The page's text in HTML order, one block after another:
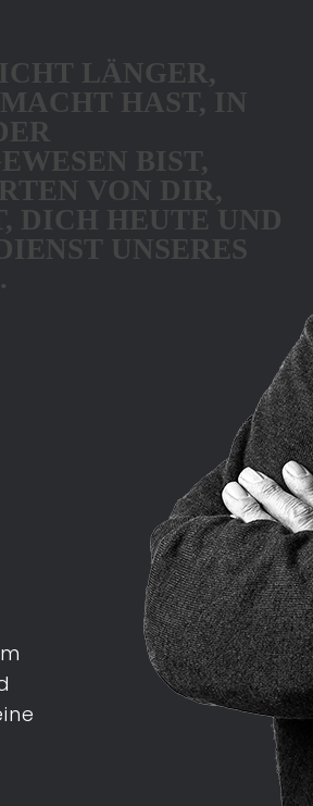
LÄNGER,
HAST, IN
BIST,
VON DIR,
DICH HEUTE UND
UNSERES